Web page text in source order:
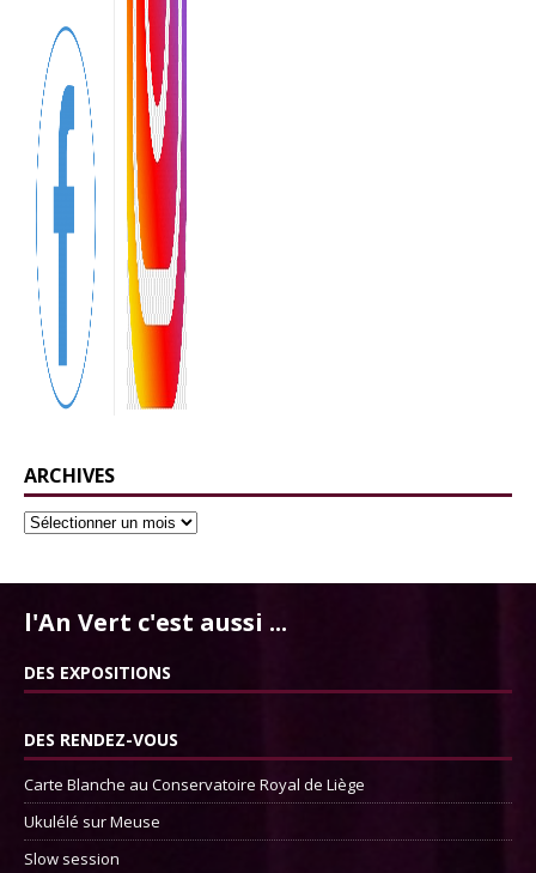
ARCHIVES
l'An Vert c'est aussi ...
DES EXPOSITIONS
DES RENDEZ-VOUS
Carte Blanche au Conservatoire Royal de Liège
Ukulélé sur Meuse
Slow session